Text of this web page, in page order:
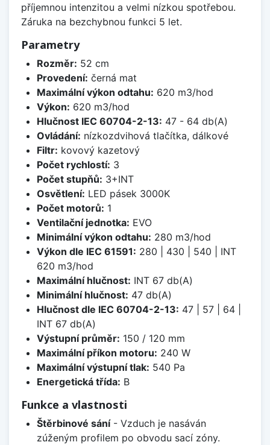
příjemnou intenzitou a velmi nízkou spotřebou.
Záruka na bezchybnou funkci 5 let.
Parametry
Rozměr: 52 cm
Provedení: černá mat
Maximální výkon odtahu: 620 m3/hod
Výkon: 620 m3/hod
Hlučnost IEC 60704-2-13: 47 - 64 db(A)
Ovládání: nízkozdvihová tlačítka, dálkové
Filtr: kovový kazetový
Počet rychlostí: 3
Počet stupňů: 3+INT
Osvětlení: LED pásek 3000K
Počet motorů: 1
Ventilační jednotka: EVO
Minimální výkon odtahu: 280 m3/hod
Výkon dle IEC 61591: 280 | 430 | 540 | INT
620 m3/hod
Maximální hlučnost: INT 67 db(A)
Minimální hlučnost: 47 db(A)
Hlučnost dle IEC 60704-2-13: 47 | 57 | 64 |
INT 67 db(A)
Výstupní průměr: 150 / 120 mm
Maximální příkon motoru: 240 W
Maximální výstupní tlak: 540 Pa
Energetická třída: B
Funkce a vlastnosti
Štěrbinové sání- Vzduch je nasáván
zúženým profilem po obvodu sací zóny.